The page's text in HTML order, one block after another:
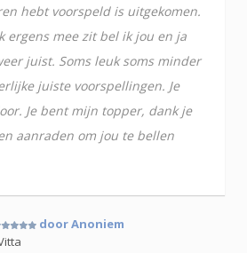
hebt voorspeld is uitgekomen.
ergens mee zit bel ik jou en ja
juist. Soms leuk soms minder
juiste voorspellingen. Je
Je bent mijn topper, dank je
aanraden om jou te bellen
door Anoniem